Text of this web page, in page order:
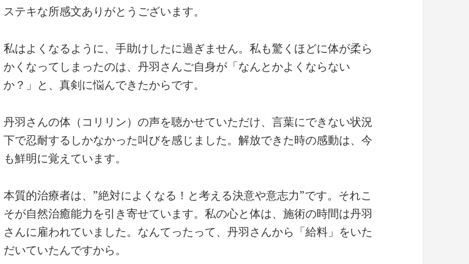
ステキな所感文ありがとうございます。
私はよくなるように、手助けしたに過ぎません。私も驚くほどに体が柔ら
かくなってしまったのは、丹羽さんご自身が「なんとかよくならない
か？」と、真剣に悩んできたからです。
丹羽さんの体（コリリン）の声を聴かせていただけ、言葉にできない状況
下で忍耐するしかなかった叫びを感じました。解放できた時の感動は、今
も鮮明に覚えています。
本質的治療者は、”絶対によくなる！と考える決意や意志力”です。それこ
そが自然治癒能力を引き寄せています。私の心と体は、施術の時間は丹羽
さんに雇われていました。なんてったって、丹羽さんから「給料」をいた
だいていたんですから。